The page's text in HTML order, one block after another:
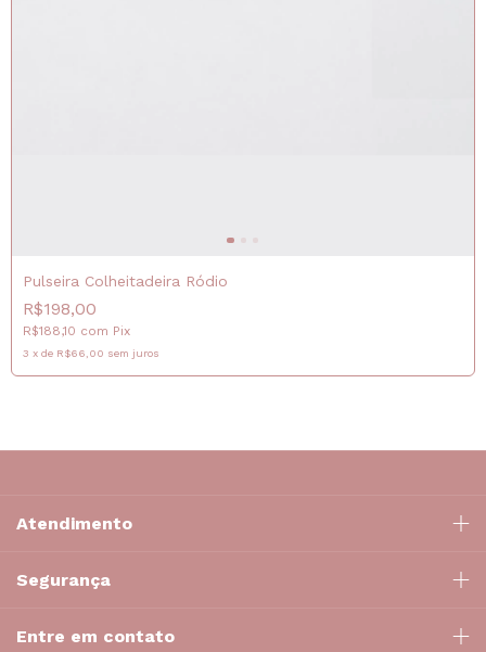
Pulseira Colheitadeira Ródio
R$198,00
R$188,10 com Pix
3 x de R$66,00 sem juros
Atendimento
Segurança
Entre em contato